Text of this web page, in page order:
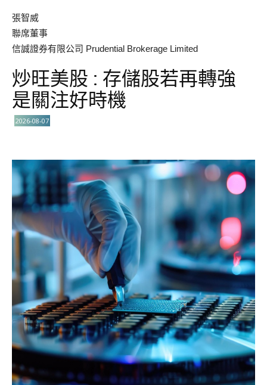
張智威
聯席董事
信誠證券有限公司 Prudential Brokerage Limited
炒旺美股 : 存儲股若再轉強
是關注好時機
2026-08-07